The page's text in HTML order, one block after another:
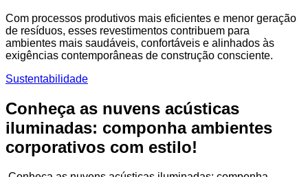
Com processos produtivos mais eficientes e menor geração
de resíduos, esses revestimentos contribuem para
ambientes mais saudáveis, confortáveis e alinhados às
exigências contemporâneas de construção consciente.
Sustentabilidade
Conheça as nuvens acústicas
iluminadas: componha ambientes
corporativos com estilo!